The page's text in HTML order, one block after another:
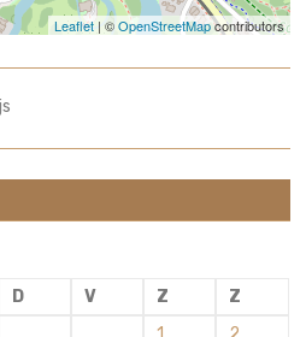
Leaflet| ©OpenStreetMapcontributors
D V Z
Z